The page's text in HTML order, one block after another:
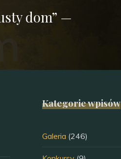
dom” —
Kategorie wpisów
Galeria (246)